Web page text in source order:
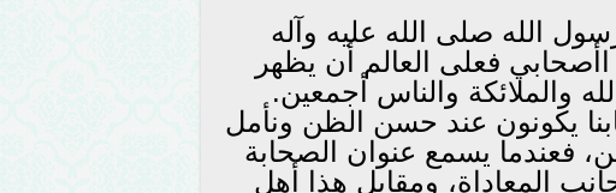
الله صلى الله عليه وآله
فعلى العالم أن يظهر
والملائكة والناس أجمعين.
يكونون عند حسن الظن ونأمل
فعندما يسمع عنوان الصحابة
المعاداة، ومقابل هذا أهل